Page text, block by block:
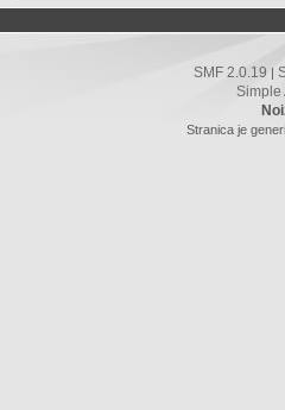
SMF 2.0.19
Simple
Stranica je